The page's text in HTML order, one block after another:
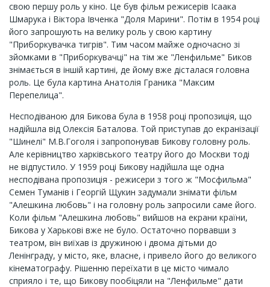
свою першу роль у кіно. Це був фільм режисерів Ісаака
Шмарука і Віктора Івченка "Доля Марини". Потім в 1954 році
його запрошують на велику роль у свою картину
"Приборкувачка тигрів". Тим часом майже одночасно зі
зйомками в "Приборкувачці" на тім же "Ленфильме" Биков
знімається в іншій картині, де йому вже дісталася головна
роль. Це була картина Анатолія Граника "Максим
Перепелица".
Несподіваною для Бикова була в 1958 році пропозиція, що
надійшла від Олексія Баталова. Той приступав до екранізації
"Шинелі" М.В.Гоголя і запропонував Бикову головну роль.
Але керівництво харківського театру його до Москви тоді
не відпустило. У 1959 році Бикову надійшла ще одна
несподівана пропозиція - режисери з того ж "Мосфильма"
Семен Туманів і Георгій Щукин задумали знімати фільм
"Алешкина любовь" і на головну роль запросили саме його.
Коли фільм "Алешкина любовь" вийшов на екрани країни,
Бикова у Харькові вже не було. Остаточно порвавши з
театром, він виїхав із дружиною і двома дітьми до
Ленінграду, у місто, яке, власне, і привело його до великого
кінематографу. Рішенню переїхати в це місто чимало
сприяло і те, що Бикову пообіцяли на "Ленфильме" дати